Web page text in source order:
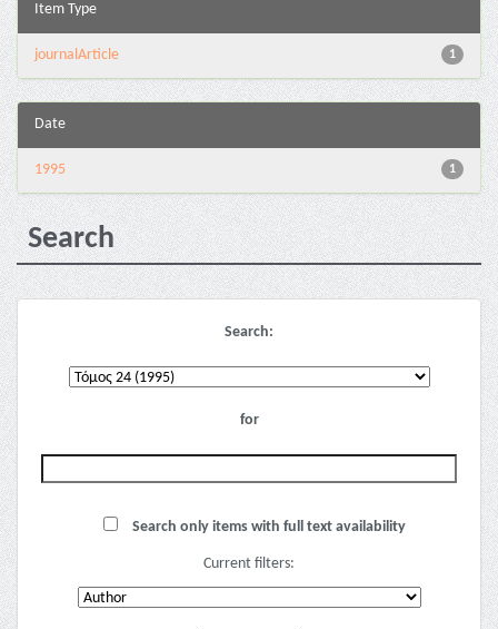
Item Type
1
journalArticle
Date
1
1995
Search
Search:
for
Search only items with full text availability
Current filters: